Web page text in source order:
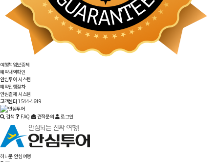
여행책임보증제
예약내역확인
안심투어 시스템
예약진행절차
안심결제 시스템
고객센터 1544-4649
검색 FAQ 견적문의 로그인
허니문 안심여행